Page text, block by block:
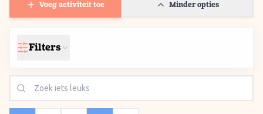
Voeg activiteit toe Minder opties
Filters